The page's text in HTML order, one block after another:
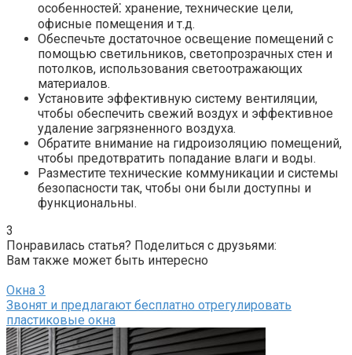
особенностей⁚ хранение, технические цели,
офисные помещения и т.​д.​
Обеспечьте достаточное освещение помещений с
помощью светильников, светопрозрачных стен и
потолков, использования светоотражающих
материалов.​
Установите эффективную систему вентиляции,
чтобы обеспечить свежий воздух и эффективное
удаление загрязненного воздуха.​
Обратите внимание на гидроизоляцию помещений,
чтобы предотвратить попадание влаги и воды.​
Разместите технические коммуникации и системы
безопасности так, чтобы они были доступны и
функциональны.​
3
Понравилась статья? Поделиться с друзьями:
Вам также может быть интересно
Окна 3
Звонят и предлагают бесплатно отрегулировать
пластиковые окна